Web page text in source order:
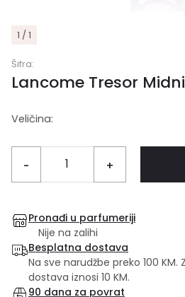
1 / 1
Šifra:
Lancome Tresor
Veličina:
- +
Pronađi u parfumeriji
Nije na zalihi
Besplatna dostava
Na sve narudžbe preko 100 KM.
dostava iznosi 10 KM.
90 dana za povrat